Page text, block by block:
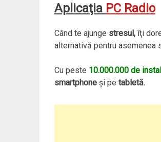
Aplicaţia PC Radio
Când te ajunge stresul,îţi
alternativă pentru
Cu peste 10.000.000 de
smartphoneşi pe tabletă.